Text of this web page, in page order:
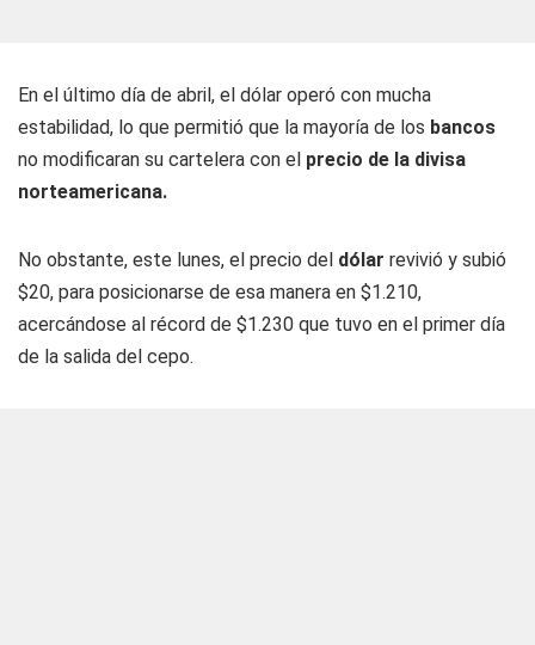
En el último día de abril, el dólar operó con mucha
estabilidad, lo que permitió que la mayoría de los bancos
no modificaran su cartelera con el precio de la divisa
norteamericana.
No obstante, este lunes, el precio del dólar revivió y subió
$20, para posicionarse de esa manera en $1.210,
acercándose al récord de $1.230 que tuvo en el primer día
de la salida del cepo.